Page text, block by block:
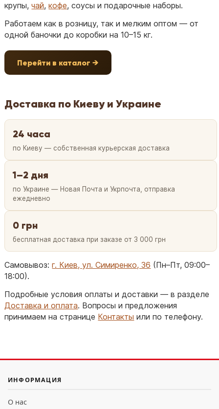
крупы,чай,кофе, соусы и подарочные наборы.
Работаем как в розницу, так и мелким оптом — от
одной баночки до коробки на 10–15 кг.
Перейти в каталог →
Доставка по Киеву и Украине
24 часа
по Киеву — собственная курьерская доставка
1–2 дня
по Украине — Новая Почта и Укрпочта, отправка
ежедневно
0 грн
бесплатная доставка при заказе от 3 000 грн
Самовывоз:г. Киев, ул. Симиренко, 36 (Пн–Пт, 09:00–
18:00).
Подробные условия оплаты и доставки — в разделе
Доставка и оплата. Вопросы и предложения
принимаем на странице Контакты или по телефону.
ИНФОРМАЦИЯ
О нас